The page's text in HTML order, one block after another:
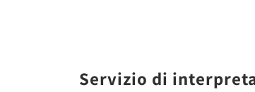
Servizio di